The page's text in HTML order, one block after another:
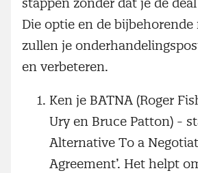
stappen zonder dat je de
Die optie en de
zullen je
en verbeteren.
Ken je BATNA (Roger
Ury en Bruce Patton) -
Alternative To a
Agreement’. Het helpt